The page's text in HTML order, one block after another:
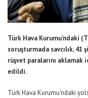
Türk Hava Kurumu’ndaki
soruşturmada savcılık, 41
rüşvet paralarını
edildi.
Türk Hava Kurumu’ndaki